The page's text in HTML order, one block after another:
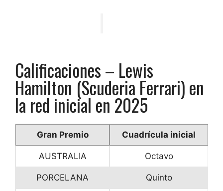
Calificaciones – Lewis
Hamilton (Scuderia Ferrari) en
la red inicial en 2025
Gran Premio Cuadrícula inicial
AUSTRALIA Octavo
PORCELANA Quinto